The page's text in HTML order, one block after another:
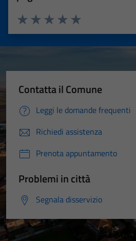
Valuta 5 stelle su 5
Valuta 4 stelle su 5
Valuta 3 stelle su 5
Valuta 2 stelle su 5
Valuta 1 stelle su 5
Contatta il Comune
Leggi le domande frequenti
Richiedi assistenza
Prenota appuntamento
Problemi in città
Segnala disservizio